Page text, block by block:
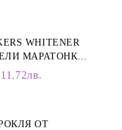
WHITENER
МАРАТОНКИ,
11.72лв.
ОТ